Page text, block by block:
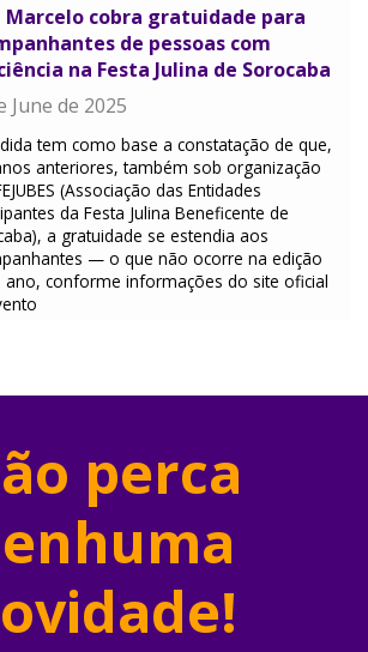
Marcelo cobra gratuidade para
de pessoas com
na Festa Julina de Sorocaba
June de 2025
tem como base a constatação de que,
anteriores, também sob organização
(Associação das Entidades
da Festa Julina Beneficente de
a gratuidade se estendia aos
— o que não ocorre na edição
ano, conforme informações do site oficial
perca